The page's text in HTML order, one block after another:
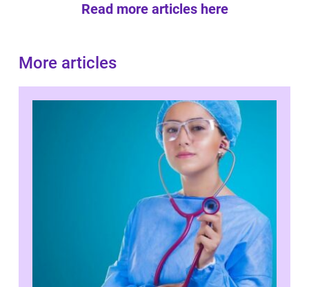
Read more articles here
More articles